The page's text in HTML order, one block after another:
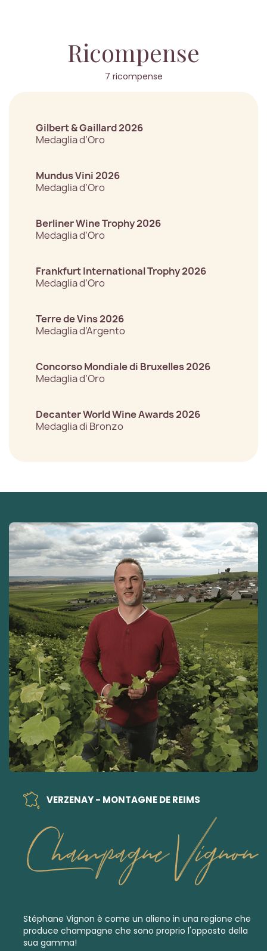
Ricompense
7 ricompense
Gilbert & Gaillard 2026
Medaglia d’Oro
Mundus Vini 2026
Medaglia d’Oro
Berliner Wine Trophy 2026
Medaglia d’Oro
Frankfurt International Trophy 2026
Medaglia d’Oro
Terre de Vins 2026
Medaglia d’Argento
Concorso Mondiale di Bruxelles 2026
Medaglia d’Oro
Decanter World Wine Awards 2026
Medaglia di Bronzo
VERZENAY - MONTAGNE DE REIMS
Champagne Vignon
Stéphane Vignon è come un alieno in una regione che
produce champagne che sono proprio l'opposto della
sua gamma!